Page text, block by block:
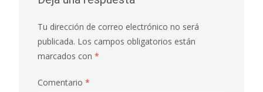
Tu dirección de correo electrónico no será
publicada. Los campos obligatorios están
marcados con *
Comentario *